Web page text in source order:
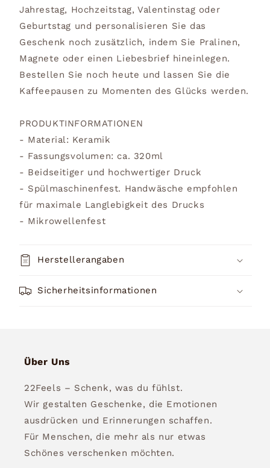
Jahrestag, Hochzeitstag, Valentinstag oder
Geburtstag und personalisieren Sie das
Geschenk noch zusätzlich, indem Sie Pralinen,
Magnete oder einen Liebesbrief hineinlegen.
Bestellen Sie noch heute und lassen Sie die
Kaffeepausen zu Momenten des Glücks werden.
PRODUKTINFORMATIONEN
- Material: Keramik
- Fassungsvolumen: ca. 320ml
- Beidseitiger und hochwertiger Druck
- Spülmaschinenfest. Handwäsche empfohlen
für maximale Langlebigkeit des Drucks
- Mikrowellenfest
Herstellerangaben
Sicherheitsinformationen
Über Uns
22Feels – Schenk, was du fühlst.
Wir gestalten Geschenke, die Emotionen
ausdrücken und Erinnerungen schaffen.
Für Menschen, die mehr als nur etwas
Schönes verschenken möchten.